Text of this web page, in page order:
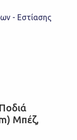
- Εστίασης
Μπέζ,